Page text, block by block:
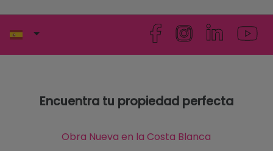
Encuentra tu propiedad perfecta
Obra Nueva en la Costa Blanca